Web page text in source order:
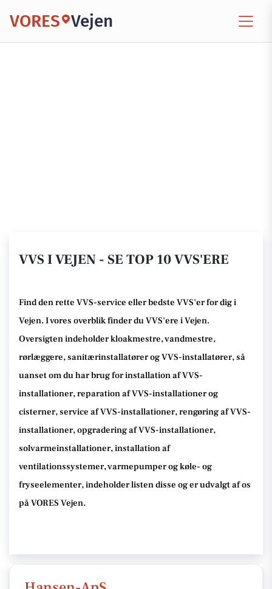
VORES Vejen
VVS I VEJEN - SE TOP 10 VVS'ERE
Find den rette VVS-service eller bedste VVS'er for dig i
Vejen. I vores overblik finder du VVS'ere i Vejen.
Oversigten indeholder kloakmestre, vandmestre,
rørlæggere, sanitærinstallatører og VVS-installatører, så
uanset om du har brug for installation af VVS-
installationer, reparation af VVS-installationer og
cisterner, service af VVS-installationer, rengøring af VVS-
installationer, opgradering af VVS-installationer,
solvarmeinstallationer, installation af
ventilationssystemer, varmepumper og køle- og
fryseelementer, indeholder listen disse og er udvalgt af os
på VORES Vejen.